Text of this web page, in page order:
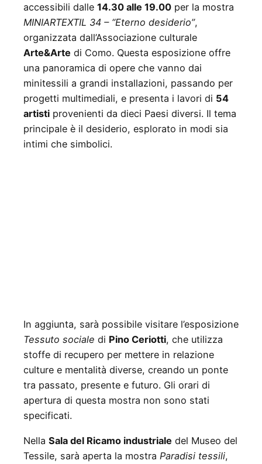
accessibili dalle 14.30 alle 19.00 per la mostra
MINIARTEXTIL 34 – “Eterno desiderio”,
organizzata dall’Associazione culturale
Arte&Arte di Como. Questa esposizione offre
una panoramica di opere che vanno dai
minitessili a grandi installazioni, passando per
progetti multimediali, e presenta i lavori di 54
artisti provenienti da dieci Paesi diversi. Il tema
principale è il desiderio, esplorato in modi sia
intimi che simbolici.
In aggiunta, sarà possibile visitare l’esposizione
Tessuto sociale di Pino Ceriotti, che utilizza
stoffe di recupero per mettere in relazione
culture e mentalità diverse, creando un ponte
tra passato, presente e futuro. Gli orari di
apertura di questa mostra non sono stati
specificati.
Nella Sala del Ricamo industriale del Museo del
Tessile, sarà aperta la mostra Paradisi tessili,